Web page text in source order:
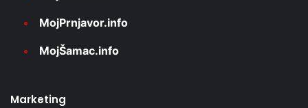
MojPrnjavor.info
MojŠamac.info
Marketing